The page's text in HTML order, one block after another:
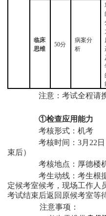
临床
思维
50分
病案分
析
注意：考试全程请
①检查应用能力
考核形式：机考
考核时间： 3月 22日
束后）
考核地点：厚德楼
考生动线：考生根
定候考室候考，现场工作人
考试结束后返回原候考室等
注意事项：